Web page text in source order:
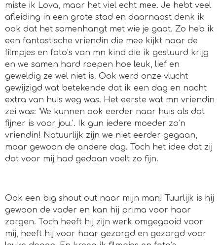
miste ik Lova, maar het viel echt mee. Je hebt veel
afleiding in een grote stad en daarnaast denk ik
ook dat het samenhangt met wie je gaat. Zo heb ik
een fantastische vriendin die mee kijkt naar de
filmpjes en foto’s van mn kind die ik gestuurd krijg
en we samen hard roepen hoe leuk, lief en
geweldig ze wel niet is. Ook werd onze vlucht
gewijzigd wat betekende dat ik een dag en nacht
extra van huis weg was. Het eerste wat mn vriendin
zei was: ‘We kunnen ook eerder naar huis als dat
fijner is voor jou.’. Ik gun iedere moeder zo’n
vriendin! Natuurlijk zijn we niet eerder gegaan,
maar gewoon de andere dag. Toch het idee dat zij
dat voor mij had gedaan voelt zo fijn.
Ook een big shout out naar mijn man! Tuurlijk is hij
gewoon de vader en kan hij prima voor haar
zorgen. Toch heeft hij zijn werk omgegooid voor
mij, heeft hij voor haar gezorgd en gezorgd voor